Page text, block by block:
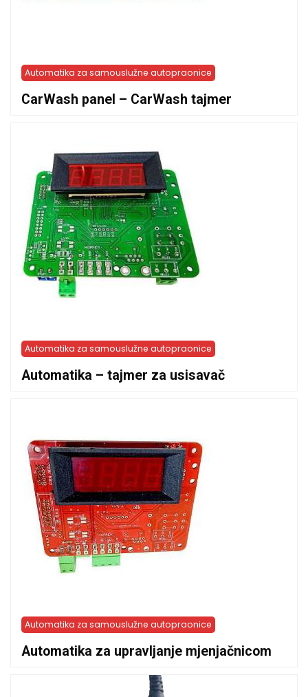
Automatika za samouslužne autopraonice
CarWash panel – CarWash tajmer
Automatika za samouslužne autopraonice
Automatika – tajmer za usisavač
Automatika za samouslužne autopraonice
Automatika za upravljanje mjenjačnicom